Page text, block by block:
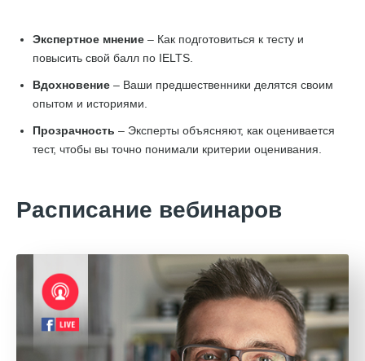
Экспертное мнение – Как подготовиться к тесту и
повысить свой балл по IELTS.
Вдохновение – Ваши предшественники делятся своим
опытом и историями.
Прозрачность – Эксперты объясняют, как оценивается
тест, чтобы вы точно понимали критерии оценивания.
Расписание вебинаров